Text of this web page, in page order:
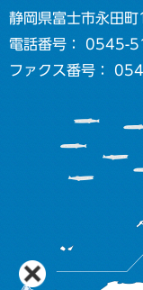
静岡県富士市永田
電話番号： 0545-
ファクス番号：